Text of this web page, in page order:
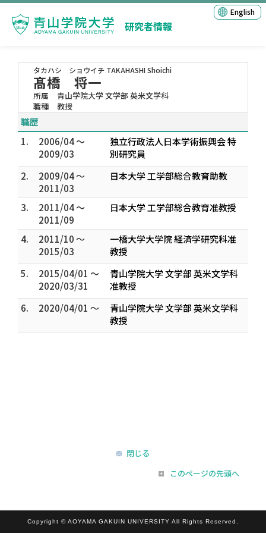
研究者情報
English
タカハシ ショウイチ TAKAHASHI Shoichi
髙橋 将一
所属
青山学院大学 文学部 英米文学科
職種
教授
職歴
1.
2006/04 ～
2009/03
独立行政法人日本学術振興会 特
別研究員
2.
2009/04 ～
2011/03
日本大学 工学部総合教育助教
3.
2011/04 ～
2011/09
日本大学 工学部総合教育准教授
4.
2011/10 ～
2015/03
一橋大学大学院 経済学研究科准
教授
5.
2015/04/01 ～
2020/03/31
青山学院大学 文学部 英米文学科
准教授
6.
2020/04/01 ～
青山学院大学 文学部 英米文学科
教授
閉じる
このページの先頭へ
Copyright © AOYAMA GAKUIN UNIVERSITY All Rights Reserved.